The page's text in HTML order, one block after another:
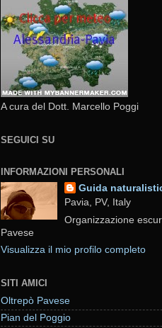
A cura del Dott. Marcello Poggi
SEGUICI SU
INFORMAZIONI PERSONALI
Guida
Pavia, PV, Italy
Organizzazione
Pavese
Visualizza il mio profilo completo
SITI AMICI
Oltrepò Pavese
Pian del Poggio